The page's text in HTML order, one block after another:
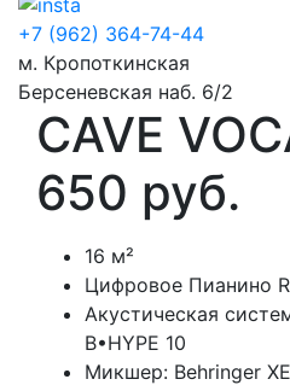
+7 (962) 364-74-44
м. Кропоткинская
Берсеневская наб. 6/2
CAVE
650 руб.
16 м²
Цифровое Пианино
Акустическая
B•HYPE 10
Микшер: Behringer